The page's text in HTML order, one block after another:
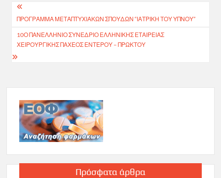
Πλοήγηση
άρθρων
ΠΡΌΓΡΑΜΜΑ ΜΕΤΑΠΤΥΧΙΑΚΏΝ ΣΠΟΥΔΏΝ “ΙΑΤΡΙΚΉ ΤΟΥ ΎΠΝΟΥ”
10Ο ΠΑΝΕΛΛΉΝΙΟ ΣΥΝΈΔΡΙΟ ΕΛΛΗΝΙΚΉΣ ΕΤΑΙΡΕΊΑΣ
ΧΕΙΡΟΥΡΓΙΚΉΣ ΠΑΧΈΟΣ ΕΝΤΈΡΟΥ – ΠΡΩΚΤΟΎ
Πρόσφατα άρθρα